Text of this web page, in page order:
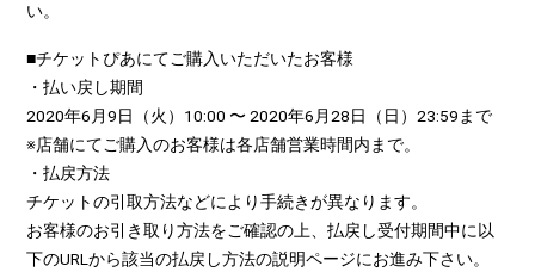
い。
■チケットぴあにてご購入いただいたお客様
・払い戻し期間
2020年6月9日（火）10:00 〜 2020年6月28日（日）23:59まで
※店舗にてご購入のお客様は各店舗営業時間内まで。
・払戻方法
チケットの引取方法などにより手続きが異なります。
お客様のお引き取り方法をご確認の上、払戻し受付期間中に以
下のURLから該当の払戻し方法の説明ページにお進み下さい。